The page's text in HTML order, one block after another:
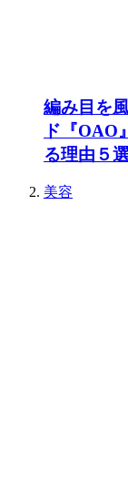
編み目を
ド『OAO
る理由５
美容